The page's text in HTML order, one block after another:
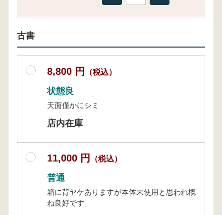
古書
8,800 円 （税込）
状態良
天面僅かにシミ
店内在庫
11,000 円 （税込）
普通
箱に背ヤケありますが本体未使用と思われ概
ね良好です